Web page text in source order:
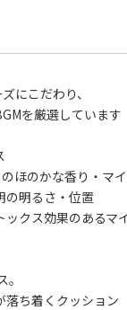
にこだわり、
を厳選しています
ほのかな香り・マ
の明るさ・位置
クス効果のあるマ
落ち着くクッション